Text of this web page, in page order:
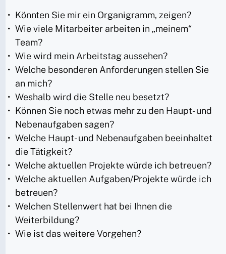
Könnten Sie mir ein Organigramm, zeigen?
Wie viele Mitarbeiter arbeiten in „meinem“
Team?
Wie wird mein Arbeitstag aussehen?
Welche besonderen Anforderungen stellen Sie
an mich?
Weshalb wird die Stelle neu besetzt?
Können Sie noch etwas mehr zu den Haupt- und
Nebenaufgaben sagen?
Welche Haupt- und Nebenaufgaben beeinhaltet
die Tätigkeit?
Welche aktuellen Projekte würde ich betreuen?
Welche aktuellen Aufgaben/Projekte würde ich
betreuen?
Welchen Stellenwert hat bei Ihnen die
Weiterbildung?
Wie ist das weitere Vorgehen?